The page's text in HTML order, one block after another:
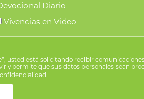
Diario
Vivencias en Video
usted está solicitando recibir
y permite que sus datos personales sean
.